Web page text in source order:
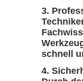
schnell